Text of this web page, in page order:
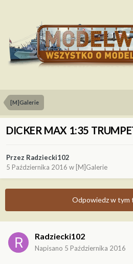
[M]Galerie
DICKER MAX 1:35
Przez Radziecki102
5 Października 2016 w [M]Galerie
Odpowiedz w tym
Radziecki102
Napisano 5 Października 2016